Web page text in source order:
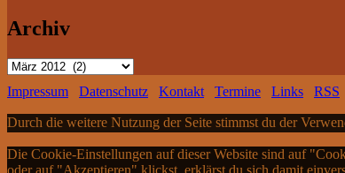
Archiv
Archiv
Impressum
Datenschutz Kontakt Termine Links RSS
Durch die weitere Nutzung der Seite stimmst du der
Die Cookie-Einstellungen auf dieser Website sind auf